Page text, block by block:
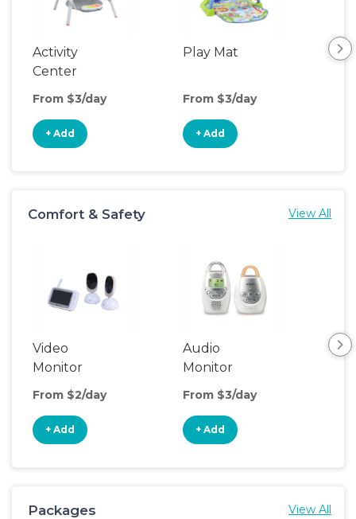
Activity
Center
From $3/day
+ Add
Play Mat
From $3/day
+ Add
Comfort & Safety View All
Video
Monitor
From $2/day
+ Add
Audio
Monitor
From $3/day
+ Add
Packages View All